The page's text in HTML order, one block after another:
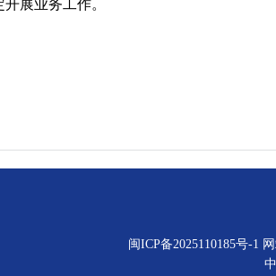
开展业务工作。
闽ICP备2025110185号-1